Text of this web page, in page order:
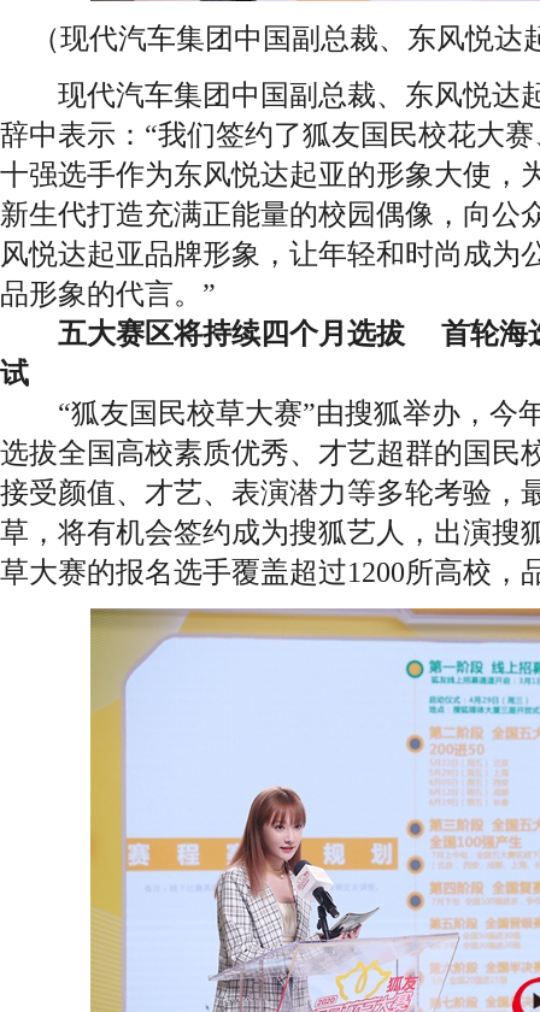
（现代汽车集团中国副总裁、东风悦
现代汽车集团中国副总裁、东风悦达
辞中表示：“我们签约了狐友国民校花大
十强选手作为东风悦达起亚的形象大使，
新生代打造充满正能量的校园偶像，向公
风悦达起亚品牌形象，让年轻和时尚成为
品形象的代言。”
五大赛区将持续四个月选拔 首轮海
试
“狐友国民校草大赛”由搜狐举办，今
选拔全国高校素质优秀、才艺超群的国民
接受颜值、才艺、表演潜力等多轮考验，
草，将有机会签约成为搜狐艺人，出演搜
草大赛的报名选手覆盖超过1200所高校，